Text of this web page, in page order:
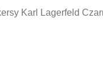
Karl Lagerfeld